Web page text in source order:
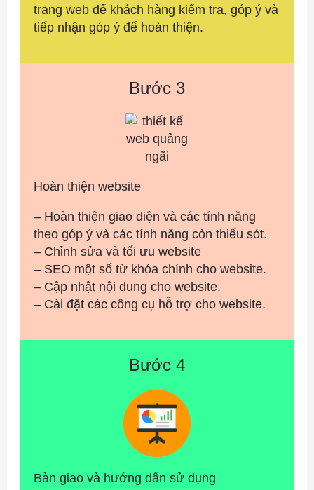
trang web để khách hàng kiểm tra, góp ý và
tiếp nhận góp ý để hoàn thiện.
Bước 3
Hoàn thiện website
– Hoàn thiện giao diện và các tính năng
theo góp ý và các tính năng còn thiếu sót.
– Chỉnh sửa và tối ưu website
– SEO một số từ khóa chính cho website.
– Cập nhật nội dung cho website.
– Cài đặt các công cụ hỗ trợ cho website.
Bước 4
Bàn giao và hướng dẩn sử dụng